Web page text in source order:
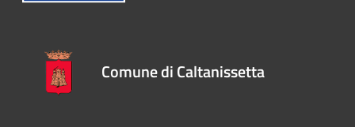
Comune di Caltanissetta